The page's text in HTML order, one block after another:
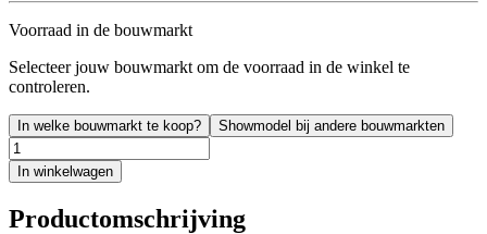
Voorraad in de bouwmarkt
Selecteer jouw bouwmarkt om de voorraad in de winkel te
controleren.
In welke bouwmarkt te koop? Showmodel bij andere bouwmarkten
In winkelwagen
Productomschrijving